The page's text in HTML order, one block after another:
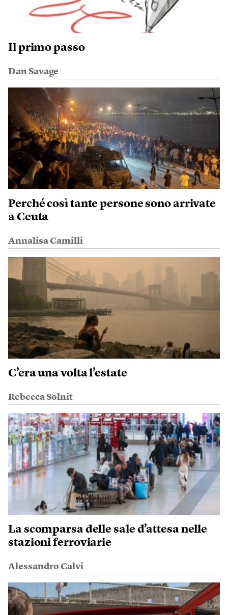
Il primo passo
Dan Savage
Perché così tante persone sono arrivate
a Ceuta
Annalisa Camilli
C’era una volta l’estate
Rebecca Solnit
La scomparsa delle sale d’attesa nelle
stazioni ferroviarie
Alessandro Calvi